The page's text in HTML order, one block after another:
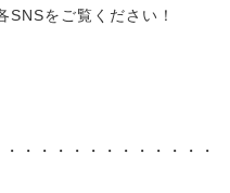
をご覧ください！
・・・・・・・・・・・・